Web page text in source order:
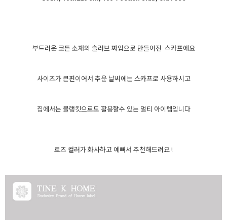
부드러운 코튼 소재의 슬러브 짜임으로 만들어진 스카프에요
사이즈가 큰편이어서 추운 날씨에는 스카프로 사용하시고
집에서는 블랭킷으로도 활용할수 있는 멀티 아이템입니다
로즈 컬러가 화사하고 예뻐서 추천해드려요 !